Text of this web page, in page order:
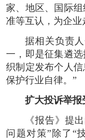
家、地区、国际
准等互认，为企业
据相关负责
一，即是征集遴
织制定发布个人
保护行业自律。”
扩大投诉举
《报告》提
问题对策”除了“